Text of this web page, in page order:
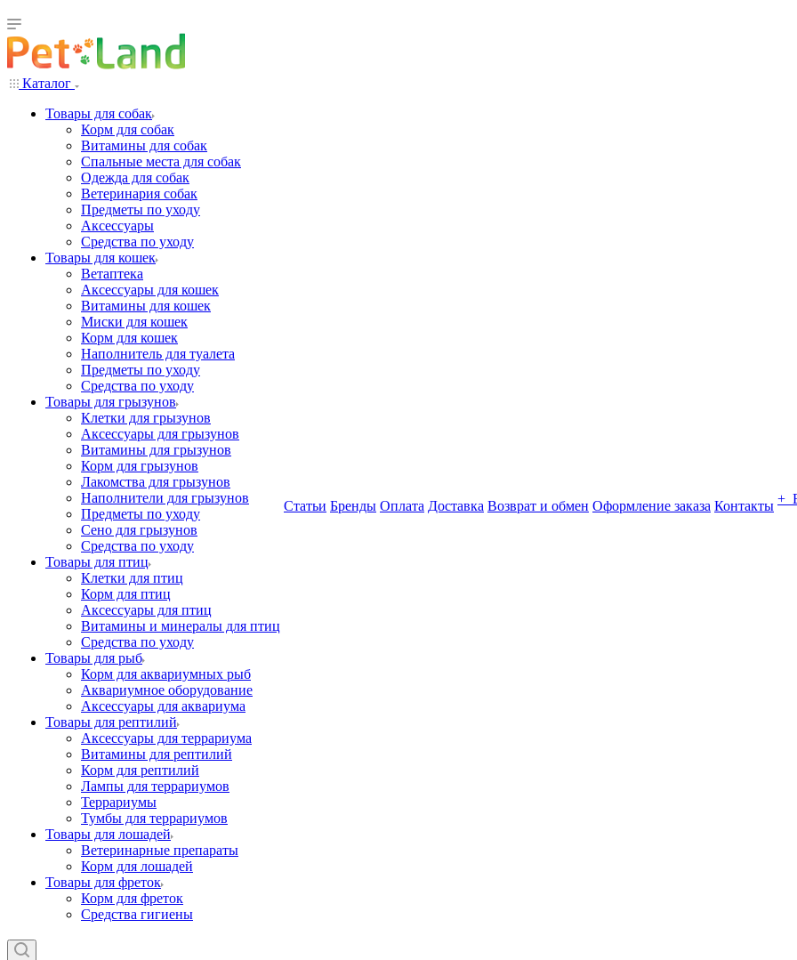
Каталог
Товары для собак
Корм для собак
Витамины для собак
Спальные места для собак
Одежда для собак
Ветеринария собак
Предметы по уходу
Аксессуары
Средства по уходу
Товары для кошек
Ветаптека
Аксессуары для кошек
Витамины для кошек
Миски для кошек
Корм для кошек
Наполнитель для туалета
Предметы по уходу
Средства по уходу
Товары для грызунов
Клетки для грызунов
Аксессуары для грызунов
Витамины для грызунов
Корм для грызунов
Лакомства для грызунов
Наполнители для грызунов
Предметы по уходу
Сено для грызунов
Средства по уходу
Товары для птиц
Клетки для птиц
Корм для птиц
Аксессуары для птиц
Витамины и минералы для птиц
Средства по уходу
Товары для рыб
Корм для аквариумных рыб
Аквариумное оборудование
Аксессуары для аквариума
Товары для рептилий
Аксессуары для террариума
Витамины для рептилий
Корм для рептилий
Лампы для террариумов
Террариумы
Тумбы для террариумов
Товары для лошадей
Ветеринарные препараты
Корм для лошадей
Товары для фреток
Корм для фреток
Средства гигиены
Статьи Бренды Оплата Доставка Возврат и обмен Оформление заказа Контакты +